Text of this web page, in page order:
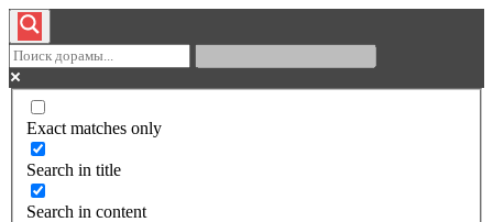
Exact matches only
Search in title
Search in content